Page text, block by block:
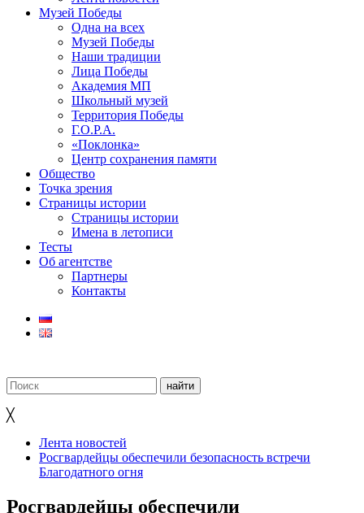
Музей Победы
Одна на всех
Музей Победы
Наши традиции
Лица Победы
Академия МП
Школьный музей
Территория Победы
Г.О.Р.А.
«Поклонка»
Центр сохранения памяти
Общество
Точка зрения
Страницы истории
Страницы истории
Имена в летописи
Тесты
Об агентстве
Партнеры
Контакты
╳
Лента новостей
Росгвардейцы обеспечили безопасность встречи
Благодатного огня
Росгвардейцы обеспечили